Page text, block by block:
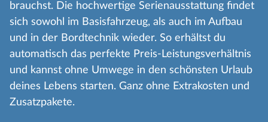
brauchst. Die hochwertige Serienausstattung findet
sich sowohl im Basisfahrzeug, als auch im Aufbau
und in der Bordtechnik wieder. So erhältst du
automatisch das perfekte Preis-Leistungsverhältnis
und kannst ohne Umwege in den schönsten Urlaub
deines Lebens starten. Ganz ohne Extrakosten und
Zusatzpakete.